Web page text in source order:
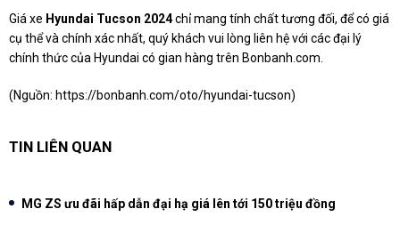
Giá xe Hyundai Tucson 2024chỉ mang tính chất tương đối, để có giá
cụ thể và chính xác nhất, quý khách vui lòng liên hệ với các đại lý
chính thức của Hyundai có gian hàng trên Bonbanh.com.
(Nguồn: https://bonbanh.com/oto/hyundai-tucson)
TIN LIÊN QUAN
MG ZS ưu đãi hấp dẫn đại hạ giá lên tới 150 triệu đồng